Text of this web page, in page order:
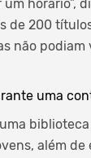
horário”,
de 200
não
uma
além